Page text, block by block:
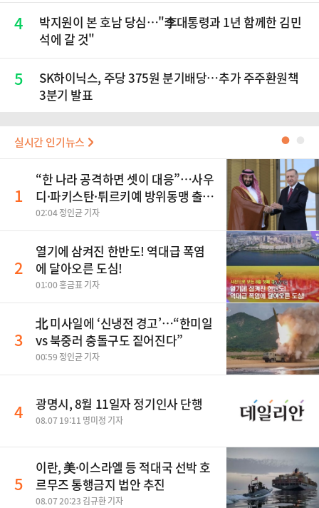
4
박지원이 본 호남 당심…"李대통령과 1년 함께한 김민
석에 갈 것"
5
SK하이닉스, 주당 375원 분기배당…추가 주주환원책
3분기 발표
실시간 인기뉴스 ●
1
“한 나라 공격하면 셋이 대응”…사우
디·파키스탄·튀르키예 방위동맹 출
범
02:04 정인균 기자
2
열기에 삼켜진 한반도! 역대급 폭염
에 달아오른 도심!
01:00 홍금표 기자
3
北 미사일에 ‘신냉전 경고’…“한미일
vs 북중러 충돌구도 짙어진다”
00:59 정인균 기자
4 광명시, 8월 11일자 정기인사 단행
08.07 19:11 명미정 기자
5
이란, 美·이스라엘 등 적대국 선박 호
르무즈 통행금지 법안 추진
08.07 20:23 김규환 기자